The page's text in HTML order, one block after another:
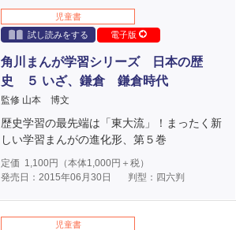
児童書
試し読みをする
電子版
角川まんが学習シリーズ 日本の歴
史 ５ いざ、鎌倉 鎌倉時代
監修 山本 博文
歴史学習の最先端は「東大流」！まったく新
しい学習まんがの進化形、第５巻
定価 1,100円（本体1,000円＋税）
発売日：2015年06月30日
判型：四六判
児童書